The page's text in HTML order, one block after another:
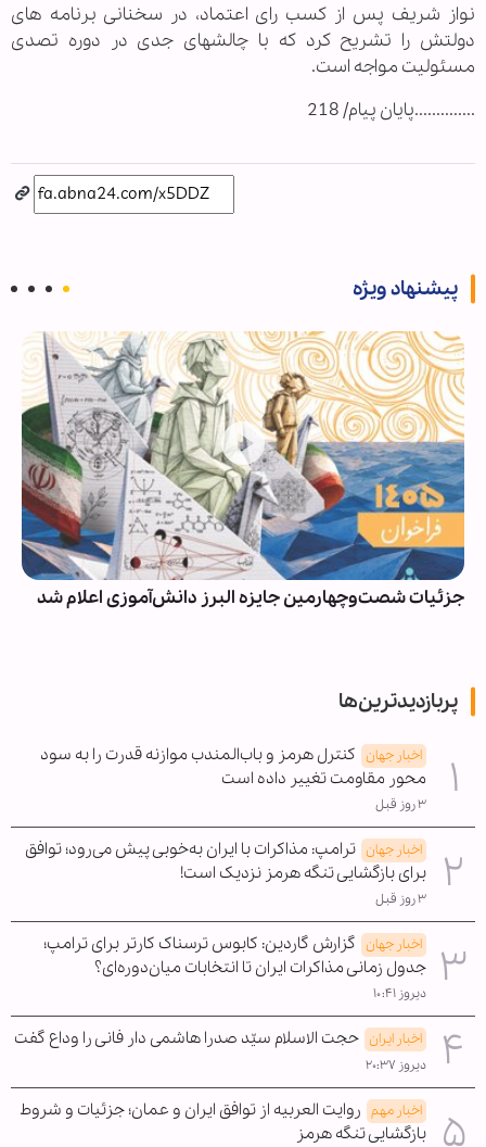
نواز شریف پس از کسب رای اعتماد، در سخنانی برنامه های
دولتش را تشریح کرد که با چالشهای جدی در دوره تصدی
مسئولیت مواجه است.
..............پایان پیام/ 218
پیشنهاد ویژه
جزئیات شصت‌وچهارمین جایزه البرز دانش‌آموزی اعلام شد
پربازدیدترین‌ها
اخبار جهان کنترل هرمز و باب‌المندب موازنه قدرت را به سود
محور مقاومت تغییر داده است
۳ روز قبل
اخبار جهان ترامپ: مذاکرات با ایران به‌خوبی پیش می‌رود؛ توافق
برای بازگشایی تنگه هرمز نزدیک است!
۳ روز قبل
اخبار جهان گزارش گاردین: کابوس ترسناک کارتر برای ترامپ؛
جدول زمانی مذاکرات ایران تا انتخابات میان‌دوره‌ای؟
دیروز ۱۰:۴۱
اخبار ایران حجت الاسلام سیّد صدرا هاشمی دار فانی را وداع گفت
دیروز ۲۰:۳۷
اخبار مهم روایت العربیه از توافق ایران و عمان؛ جزئیات و شروط
بازگشایی تنگه هرمز